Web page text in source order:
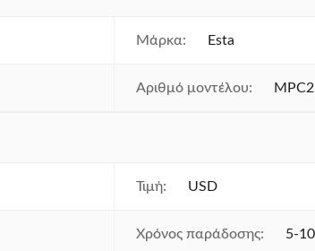
Μάρκα: Esta
Αριθμό μοντέλου:
Τιμή: USD
Χρόνος παράδοσης: 5-